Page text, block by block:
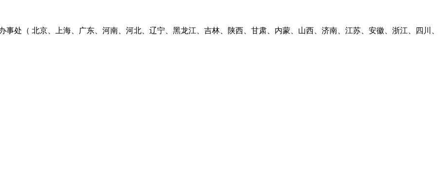
事处（ 北京、上海、广东、河南、河北、辽宁、黑龙江、吉林、陕西、甘肃、内蒙、山西、济南、江苏、安徽、浙江、四川、